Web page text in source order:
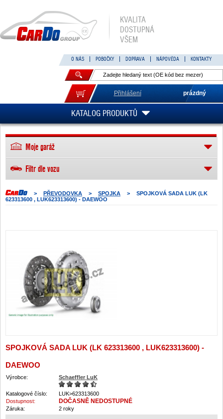
KVALITA
DOSTUPNÁ
VŠEM
O NÁS POBOČKY DOPRAVA NÁPOVĚDA KONTAKTY
Přihlášení prázdný
KATALOG PRODUKTŮ
> PŘEVODOVKA > SPOJKA >
SPOJKOVÁ SADA LUK (LK
623313600 , LUK623313600) - DAEWOO
SPOJKOVÁ SADA LUK (LK 623313600 , LUK623313600) -
DAEWOO
Výrobce: Schaeffler LuK
Katalogové číslo:
LUK>623313600
Dostupnost:
DOČASNĚ NEDOSTUPNÉ
Záruka: 2 roky
Moje garáž
Filtr dle vozu